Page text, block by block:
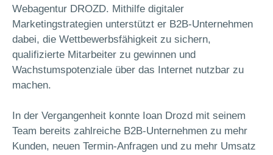
Webagentur DROZD. Mithilfe digitaler
Marketingstrategien unterstützt er B2B-Unternehmen
dabei, die Wettbewerbsfähigkeit zu sichern,
qualifizierte Mitarbeiter zu gewinnen und
Wachstumspotenziale über das Internet nutzbar zu
machen.
In der Vergangenheit konnte Ioan Drozd mit seinem
Team bereits zahlreiche B2B-Unternehmen zu mehr
Kunden, neuen Termin-Anfragen und zu mehr Umsatz